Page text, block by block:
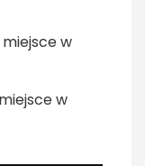
miejsce w
w